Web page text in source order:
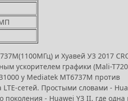
и Хуавей У3 2017
ускорителем графики (Mali-T720
у Mediatek MT6737M против
сетей. Простыми словами -
поколения - Huawei Y3 II, где одна